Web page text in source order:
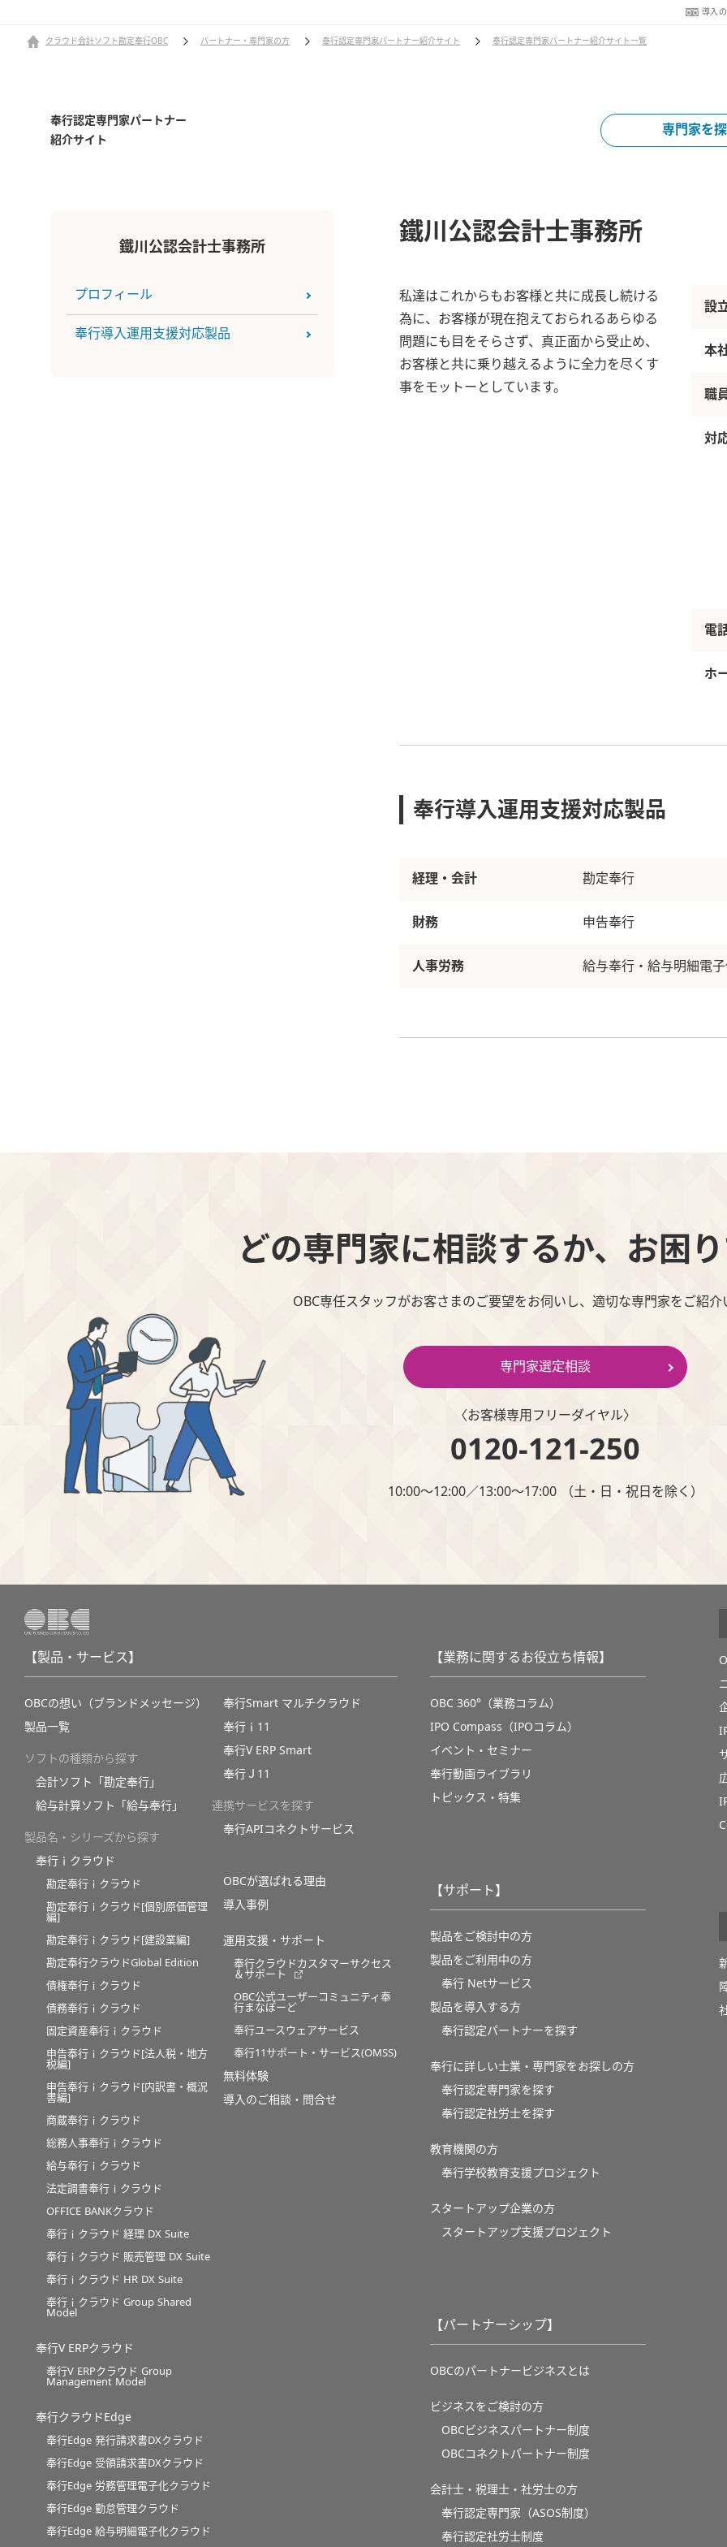
導入
クラウド会計ソフト勘定奉行OBC パートナー・専門家の方 奉行認定専門家パートナー紹介サイト 奉行認定専門家パートナー紹介サイト一覧
奉行認定専門家パートナー
紹介サイト
専門家を
鐵川公認会計士事務所
プロフィール
奉行導入運用支援対応製品
鐵川公認会計士事務所
私達はこれからもお客様と共に成長し続ける
為に、お客様が現在抱えておられるあらゆる
問題にも目をそらさず、真正面から受止め、
お客様と共に乗り越えるように全力を尽くす
事をモットーとしています。
設
本
職
対
電
ホ
奉行導入運用支援対応製品
経理・会計 勘定奉行
財務 申告奉行
人事労務 給与奉行・給与明細電
どの専門家に相談するか、お困
OBC専任スタッフがお客さまのご要望をお伺いし、適切な専門家をご紹介
専門家選定相談
〈お客様専⽤フリーダイヤル〉
0120-121-250
10:00～12:00∕13:00～17:00 （⼟・⽇・祝⽇を除く）
【製品・サービス】
OBCの想い（ブランドメッセージ）
製品一覧
ソフトの種類から探す
会計ソフト「勘定奉行」
給与計算ソフト「給与奉行」
製品名・シリーズから探す
奉行ｉクラウド
勘定奉行ｉクラウド
勘定奉行ｉクラウド[個別原価管理
編]
勘定奉行ｉクラウド[建設業編]
勘定奉行クラウドGlobal Edition
債権奉行ｉクラウド
債務奉行ｉクラウド
固定資産奉行ｉクラウド
申告奉行ｉクラウド[法人税・地方
税編]
申告奉行ｉクラウド[内訳書・概況
書編]
商蔵奉行ｉクラウド
総務人事奉行ｉクラウド
給与奉行ｉクラウド
法定調書奉行ｉクラウド
OFFICE BANKクラウド
奉行ｉクラウド 経理 DX Suite
奉行ｉクラウド 販売管理 DX Suite
奉行ｉクラウド HR DX Suite
奉行ｉクラウド Group Shared
Model
奉行V ERPクラウド
奉行V ERPクラウド Group
Management Model
奉行クラウドEdge
奉行Edge 発行請求書DXクラウド
奉行Edge 受領請求書DXクラウド
奉行Edge 労務管理電子化クラウド
奉行Edge 勤怠管理クラウド
奉行Edge 給与明細電子化クラウド
奉行Smart マルチクラウド
奉行ｉ11
奉行V ERP Smart
奉行Ｊ11
連携サービスを探す
奉行APIコネクトサービス
OBCが選ばれる理由
導入事例
運用支援・サポート
奉行クラウドカスタマーサクセス
＆サポート
OBC公式ユーザーコミュニティ奉
行まなぼーど
奉行ユースウェアサービス
奉行11サポート・サービス(OMSS)
無料体験
導入のご相談・問合せ
【業務に関するお役立ち情報】
OBC 360°（業務コラム）
IPO Compass（IPOコラム）
イベント・セミナー
奉行動画ライブラリ
トピックス・特集
【サポート】
製品をご検討中の方
製品をご利用中の方
奉行 Netサービス
製品を導入する方
奉行認定パートナーを探す
奉行に詳しい士業・専門家をお探しの方
奉行認定専門家を探す
奉行認定社労士を探す
教育機関の方
奉⾏学校教育⽀援プロジェクト
スタートアップ企業の方
スタートアップ支援プロジェクト
【パートナーシップ】
OBCのパートナービジネスとは
ビジネスをご検討の方
OBCビジネスパートナー制度
OBCコネクトパートナー制度
会計士・税理士・社労士の方
奉行認定専門家（ASOS制度）
奉行認定社労士制度